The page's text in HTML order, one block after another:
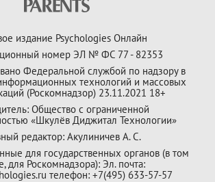
издание Psychologies Онлайн
номер ЭЛ № ФС 77 - 82353
Федеральной службой по надзору в
технологий и массовых
(Роскомнадзор) 23.11.2021 18+
Общество с ограниченной
«Шкулёв Диджитал Технологии»
редактор: Акулиничев А. С.
для государственных органов (в том
для Роскомнадзора): Эл. почта:
телефон: +7(495) 633-57-57